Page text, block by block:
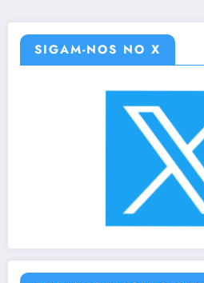
SIGAM-NOS NO X